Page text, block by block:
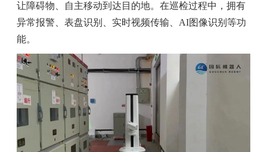
让障碍物、自主移动到达目的地。在巡检过程中，拥有
异常报警、表盘识别、实时视频传输、AI图像识别等功
能。